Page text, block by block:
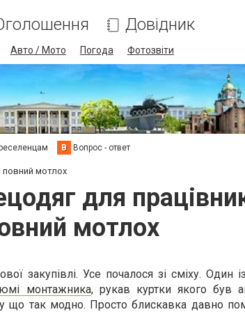
Довідник
Авто / Мото Погода Фотозвіти
В Вопрос - ответ
повний мотлох
для
мотлох
закупівлі. Усе почалося зі сміху. Один
монтажника, рукав куртки якого був
що так модно. Просто блискавка давно